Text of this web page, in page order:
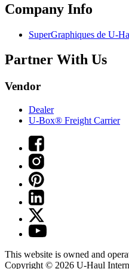
Company Info
SuperGraphiques de U-
Partner With Us
Vendor
Dealer
U-Box® Freight Carrier
This website is owned and
Copyright © 2026 U-Haul